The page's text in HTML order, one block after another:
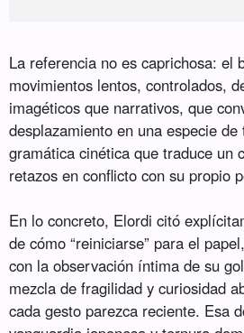
La referencia no es caprichosa: el
movimientos lentos, controlados,
imagéticos que narrativos, que
desplazamiento en una especie
gramática cinética que traduce un
retazos en conflicto con su propio
En lo concreto, Elordi citó
de cómo “reiniciarse” para el
con la observación íntima de su
mezcla de fragilidad y curiosidad
cada gesto parezca reciente. Esa